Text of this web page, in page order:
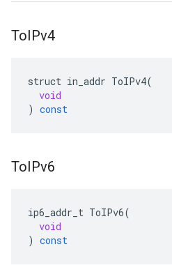
ToIPv4
struct in_addr ToIPv4(
void
) const
ToIPv6
ip6_addr_t ToIPv6(
void
) const